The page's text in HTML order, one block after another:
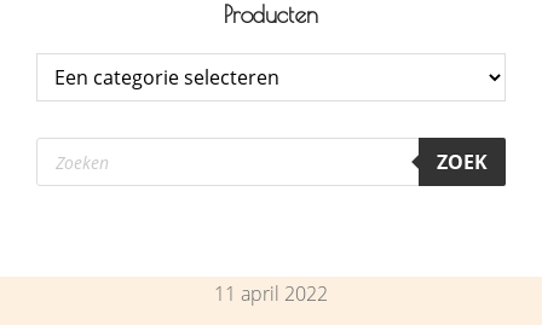
Producten
Producten
zoeken ZOEK
11 april 2022